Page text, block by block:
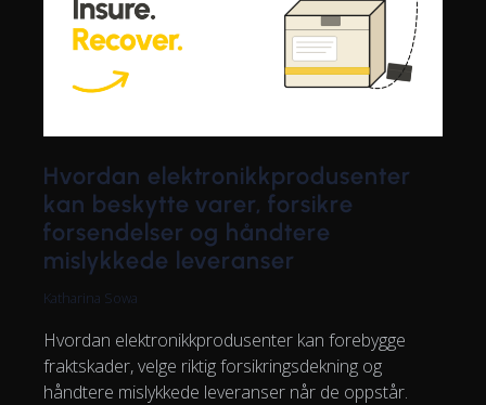
Hvordan elektronikkprodusenter
kan beskytte varer, forsikre
forsendelser og håndtere
mislykkede leveranser
Katharina Sowa
Hvordan elektronikkprodusenter kan forebygge
fraktskader, velge riktig forsikringsdekning og
håndtere mislykkede leveranser når de oppstår.